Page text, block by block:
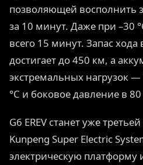
позволяющей восполнить
за 10 минут. Даже при –30
всего 15 минут. Запас
достигает до 450 км, а
экстремальных нагрузок
°C и боковое давление в
G6 EREV станет уже
Kunpeng Super Electric
электрическую платформу